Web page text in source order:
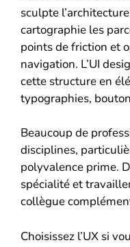
sculpte
cartographie les
points de friction et
navigation. L’UI
cette structure en
typographies,
Beaucoup de
disciplines,
polyvalence prime.
spécialité et
collègue
Choisissez l’UX si